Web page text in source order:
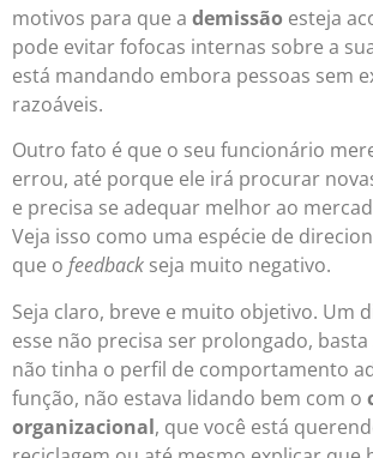
motivos para que a demissão esteja
pode evitar fofocas internas sobre a
está mandando embora pessoas sem
razoáveis.
Outro fato é que o seu funcionário
errou, até porque ele irá procurar
e precisa se adequar melhor ao
Veja isso como uma espécie de
que o feedback seja muito negativo.
Seja claro, breve e muito objetivo. Um
esse não precisa ser prolongado,
não tinha o perfil de comportamento
função, não estava lidando bem com o
organizacional, que você está